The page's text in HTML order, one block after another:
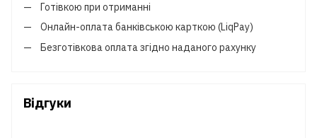
Готівкою при отриманні
Онлайн-оплата банківською карткою (LiqPay)
Безготівкова оплата згідно наданого рахунку
Відгуки